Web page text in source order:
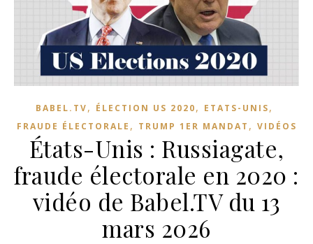
BABEL.TV, ÉLECTION US 2020, ETATS-UNIS,
FRAUDE ÉLECTORALE , TRUMP 1ER MANDAT , VIDÉOS
États-Unis : Russiagate,
fraude électorale en 2020 :
vidéo de Babel.TV du 13
mars 2026